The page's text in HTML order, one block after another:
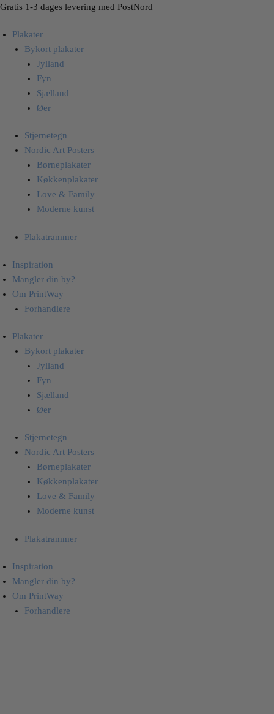
Skip
navigation
Skip
content
Gratis 1-3 dages levering med PostNord
Plakater
Bykort plakater
Jylland
Fyn
Sjælland
Øer
Stjernetegn
Nordic Art Posters
Børneplakater
Køkkenplakater
Love & Family
Moderne kunst
Plakatrammer
Inspiration
Mangler din by?
Om PrintWay
Forhandlere
Plakater
Bykort plakater
Jylland
Fyn
Sjælland
Øer
Stjernetegn
Nordic Art Posters
Børneplakater
Køkkenplakater
Love & Family
Moderne kunst
Plakatrammer
Inspiration
Mangler din by?
Om PrintWay
Forhandlere